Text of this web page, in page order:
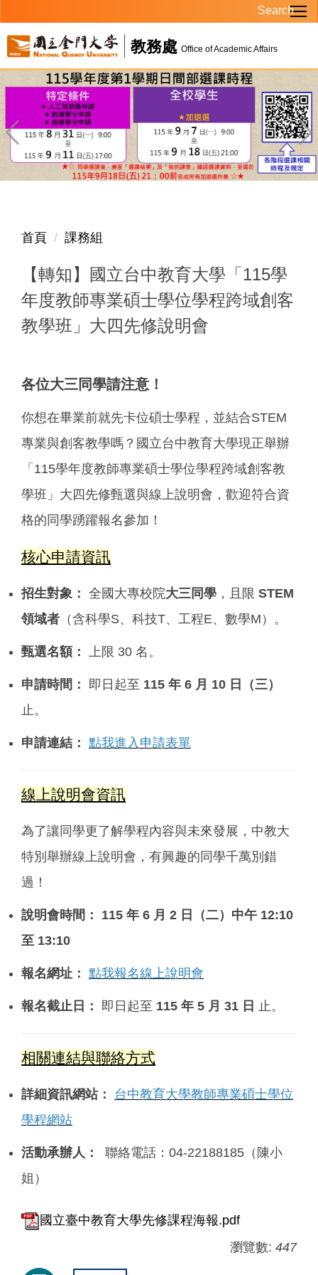
到
主
要
內
區
教務處 Office of Academic Affairs
Search
首頁 課務組
【轉知】國立台中教育大學「115學
年度教師專業碩士學位學程跨域創客
教學班」大四先修說明會
各位大三同學請注意！
你想在畢業前就先卡位碩士學程，並結合STEM
專業與創客教學嗎？國立台中教育大學現正舉辦
「115學年度教師專業碩士學位學程跨域創客教
學班」大四先修甄選與線上說明會，歡迎符合資
格的同學踴躍報名參加！
核心申請資訊
招生對象： 全國大專校院大三同學 ，且限 STEM
領域者 （含科學S、科技T、工程E、數學M）。
甄選名額： 上限 30 名。
申請時間： 即日起至 115 年 6 月 10 日（三）
止。
申請連結： 點我進入申請表單
線上說明會資訊
為了讓同學更了解學程內容與未來發展，中教大
特別舉辦線上說明會，有興趣的同學千萬別錯
過！
說明會時間：
115 年 6 月 2 日（二）中午 12:10
至 13:10
報名網址： 點我報名線上說明會
報名截止日： 即日起至 115 年 5 月 31 日 止。
相關連結與聯絡方式
詳細資訊網站：
台中教育大學教師專業碩士學位
學程網站
活動承辦人：
聯絡電話：04-22188185（陳小
姐）
國立臺中教育大學先修課程海報.pdf
瀏覽數: 447